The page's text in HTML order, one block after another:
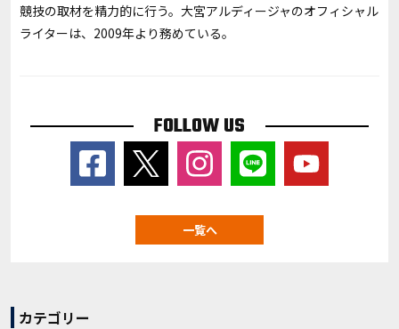
競技の取材を精力的に行う。大宮アルディージャのオフィシャル
ライターは、2009年より務めている。
FOLLOW US
一覧へ
カテゴリー